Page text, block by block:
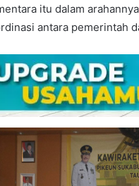
itu dalam
antara pemerintah